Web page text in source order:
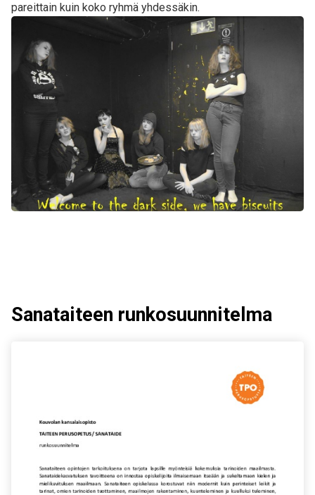
pareittain kuin koko ryhmä yhdessäkin.
Sanataiteen runkosuunnitelma